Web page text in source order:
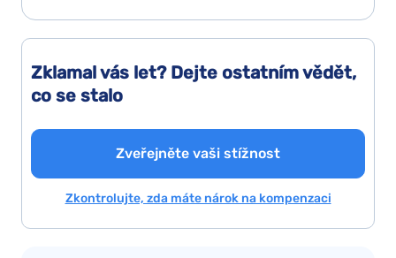
Zklamal vás let? Dejte ostatním vědět,
co se stalo
Zveřejněte vaši stížnost
Zkontrolujte, zda máte nárok na kompenzaci